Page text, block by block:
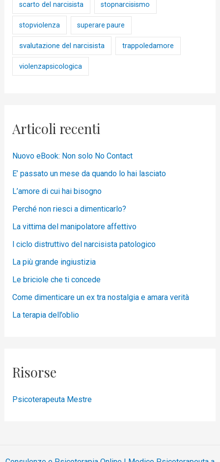
scarto del narcisista stopnarcisismo
stopviolenza superare paure
svalutazione del narcisista trappoledamore
violenzapsicologica
Articoli recenti
Nuovo eBook: Non solo No Contact
E’ passato un mese da quando lo hai lasciato
L’amore di cui hai bisogno
Perché non riesci a dimenticarlo?
La vittima del manipolatore affettivo
l ciclo distruttivo del narcisista patologico
La più grande ingiustizia
Le briciole che ti concede
Come dimenticare un ex tra nostalgia e amara verità
La terapia dell’oblio
Risorse
Psicoterapeuta Mestre